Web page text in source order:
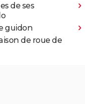
de ses
guidon
de roue de